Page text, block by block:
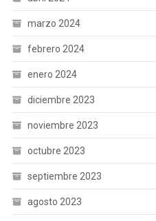
marzo 2024
febrero 2024
enero 2024
diciembre 2023
noviembre 2023
octubre 2023
septiembre 2023
agosto 2023